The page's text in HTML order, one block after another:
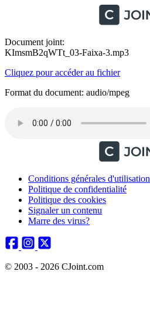
Document joint:
KImsmB2qWTt_03-Faixa-3.mp3
Cliquez pour accéder au fichier
Format du document: audio/mpeg
Conditions générales d'utilisation
Politique de confidentialité
Politique des cookies
Signaler un contenu
Marre des virus?
© 2003 - 2026 CJoint.com